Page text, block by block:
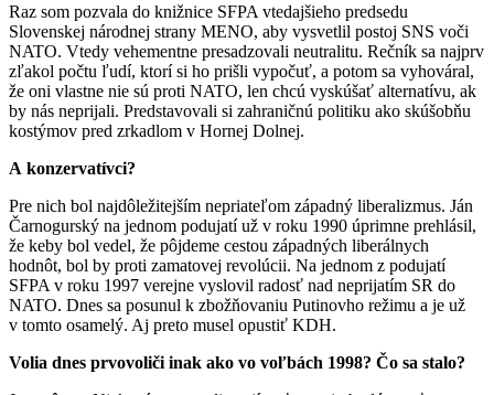
Raz som pozvala do knižnice SFPA vtedajšieho predsedu
Slovenskej národnej strany MENO, aby vysvetlil postoj SNS voči
NATO. Vtedy vehementne presadzovali neutralitu. Rečník sa najprv
zľakol počtu ľudí, ktorí si ho prišli vypočuť, a potom sa vyhováral,
že oni vlastne nie sú proti NATO, len chcú vyskúšať alternatívu, ak
by nás neprijali. Predstavovali si zahraničnú politiku ako skúšobňu
kostýmov pred zrkadlom v Hornej Dolnej.
A konzervatívci?
Pre nich bol najdôležitejším nepriateľom západný liberalizmus. Ján
Čarnogurský na jednom podujatí už v roku 1990 úprimne prehlásil,
že keby bol vedel, že pôjdeme cestou západných liberálnych
hodnôt, bol by proti zamatovej revolúcii. Na jednom z podujatí
SFPA v roku 1997 verejne vyslovil radosť nad neprijatím SR do
NATO. Dnes sa posunul k zbožňovaniu Putinovho režimu a je už
v tomto osamelý. Aj preto musel opustiť KDH.
Volia dnes prvovoliči inak ako vo voľbách 1998? Čo sa stalo?